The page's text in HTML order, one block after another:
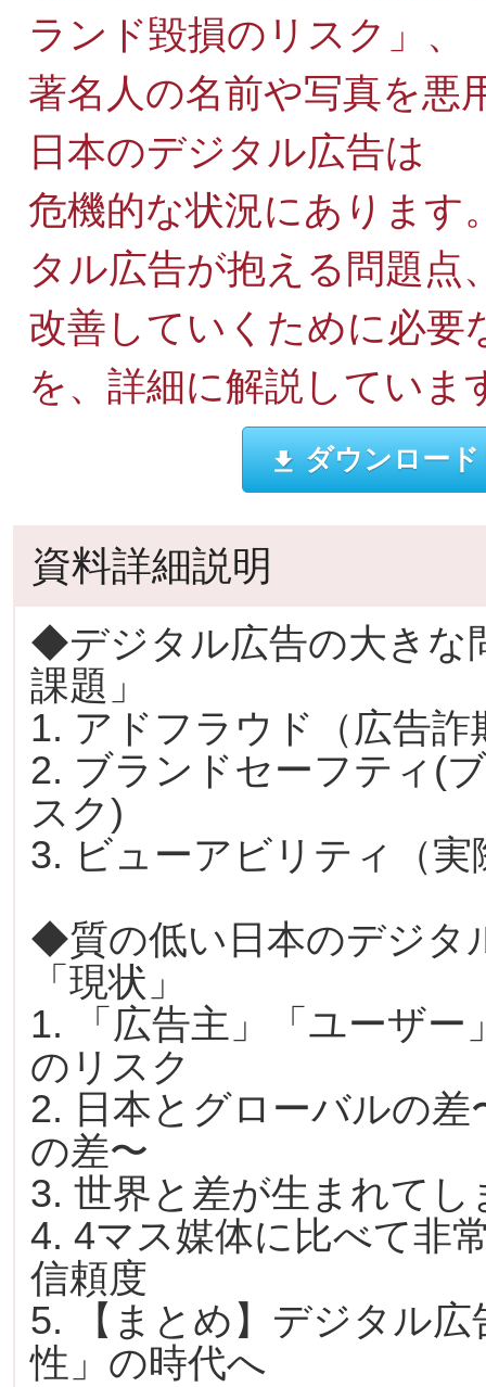
ランド毀損のリスク」、
著名人の名前や写真を悪
日本のデジタル広告は
危機的な状況にあります
タル広告が抱える問題点
改善していくために必要
を、詳細に解説していま
ダウンロー
資料詳細説明
◆デジタル広告の大きな
課題」
1. アドフラウド（広告詐
2. ブランドセーフティ(
スク)
3. ビューアビリティ（
◆質の低い日本のデジタ
「現状」
1. 「広告主」「ユーザ
のリスク
2. 日本とグローバルの
の差〜
3. 世界と差が生まれて
4. 4マス媒体に比べて非
信頼度
5. 【まとめ】デジタル
性」の時代へ